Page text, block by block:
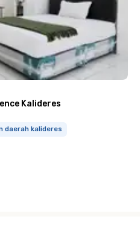
Kalideres
daerah kalideres